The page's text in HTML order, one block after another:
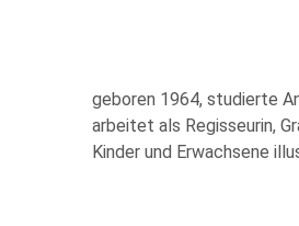
geboren 1964, studierte
arbeitet als Regisseurin,
Kinder und Erwachsene